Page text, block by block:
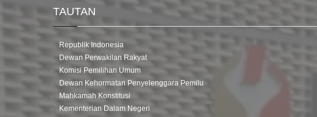
TAUTAN
Republik Indonesia
Dewan Perwakilan Rakyat
Komisi Pemilihan Umum
Dewan Kehormatan Penyelenggara Pemilu
Mahkamah Konstitusi
Kementerian Dalam Negeri